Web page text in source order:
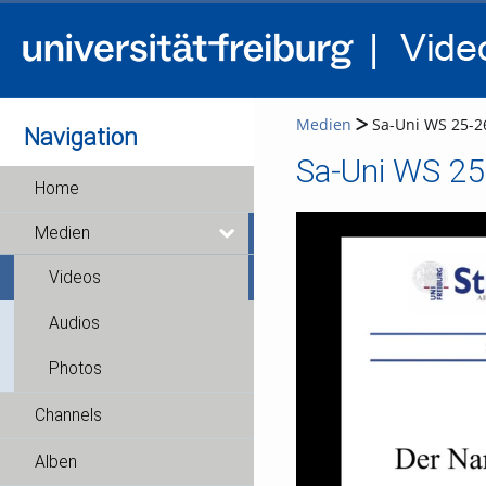
Navigation
Home
Medien
Videos
Audios
Photos
Channels
Alben
Medien Sa-Uni WS 25-
Sa-Uni WS